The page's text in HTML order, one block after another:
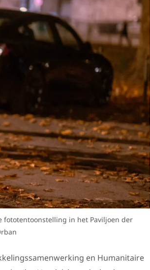
fototentoonstelling in het Paviljoen der
en Humanitaire